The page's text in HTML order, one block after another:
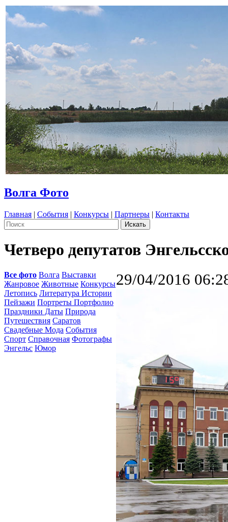
Волга Фото
Главная | События | Конкурсы | Партнеры | Контакты
Четверо депутатов
Все фото Волга Выставки
Жанровое Животные Конкурсы
Летопись Литература Истории
Пейзажи Портреты Портфолио
Праздники Даты Природа
Путешествия Саратов
Свадебные Мода События
Спорт Справочная Фотографы
Энгельс Юмор
29/04/2016